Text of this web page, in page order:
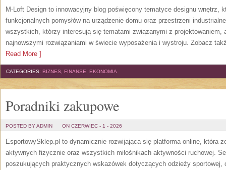
M-Loft Design to innowacyjny blog poświęcony tematyce designu wnętrz,
funkcjonalnych pomysłów na urządzenie domu oraz przestrzeni
wszystkich, którzy interesują się tematami związanymi z projektowaniem,
najnowszymi rozwiązaniami w świecie wyposażenia i wystroju. Zobacz
Read More ]
CATEGORIES: BIZNES, FINANSE, EKONOMIA
Poradniki zakupowe
POSTED BY ADMIN ON CZERWIEC - 1 - 2026
EsportowySklep.pl to dynamicznie rozwijająca się platforma online, która
aktywnych fizycznie oraz wszystkich miłośnikach aktywności ruchowej.
poszukujących praktycznych wskazówek dotyczących odzieży sportowej,